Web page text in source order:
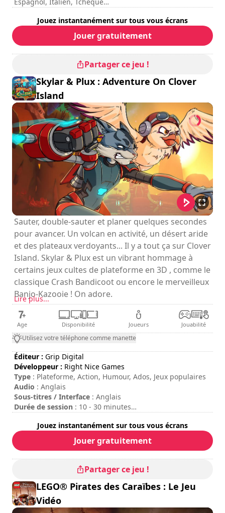
Durée totale : 2h
Difficulté
: moyenne
Mode multijoueur: Local, Compétition, Coopération, 2 à 4
Joueurs
Les commandes sont indiquées dans les options du jeu.
Jouez instantanément sur tous vous écrans
Jouer gratuitement
Partager ce jeu !
Skylar & Plux : Adventure On Clover
Island
Sauter, double-sauter et planer quelques secondes
pour avancer. Un volcan en activité, un désert aride
et des plateaux verdoyants... Il y a tout ça sur Clover
Island. Skylar & Plux est un vibrant hommage à
certains jeux cultes de plateforme en 3D , comme le
classique Crash Bandicoot ou encore le merveilleux
Banjo-Kazooie ! On adore.
Lire plus...
Age Disponibilité Joueurs Jouabilité
Utilisez votre téléphone comme manette
Éditeur : Grip Digital
Développeur : Right Nice Games
Type : Plateforme, Action, Humour, Ados, Jeux populaires
Audio : Anglais
Sous-titres / Interface : Anglais
Durée de session : 10 - 30 minutes
Difficulté: moyenne
Note
: Game Grin : 7,5/10
Les commandes sont indiquées dans les options du jeu.
Jouez instantanément sur tous vous écrans
Jouer gratuitement
Partager ce jeu !
LEGO® Pirates des Caraïbes : Le Jeu
Vidéo